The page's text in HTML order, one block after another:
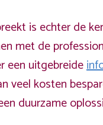
is echter de
met de
een uitgebreide
veel kosten
duurzame